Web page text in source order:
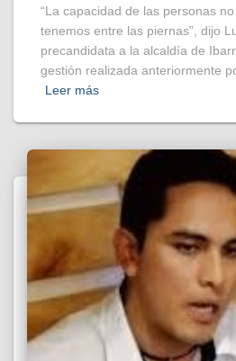
“La capacidad de las personas
tenemos entre las piernas”, dijo
precandidata a la alcaldía de
gestión realizada anteriormente
Leer más